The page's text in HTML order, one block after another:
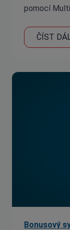
pomocí
ČÍST
Bonusový